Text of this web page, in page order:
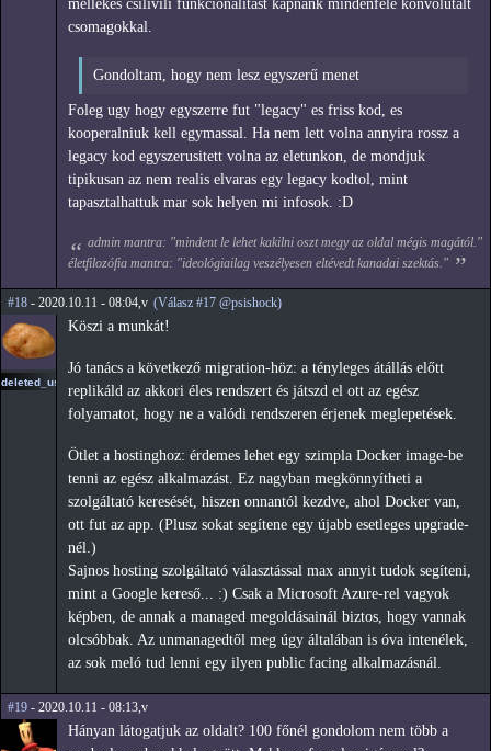
mellekes csilivili funkcionalitast kapnank mindenfele konvolutalt
csomagokkal.
Gondoltam, hogy nem lesz egyszerű menet
Foleg ugy hogy egyszerre fut "legacy" es friss kod, es
kooperalniuk kell egymassal. Ha nem lett volna annyira rossz a
legacy kod egyszerusitett volna az eletunkon, de mondjuk
tipikusan az nem realis elvaras egy legacy kodtol, mint
tapasztalhattuk mar sok helyen mi infosok. :D
admin mantra: "mindent le lehet kakilni oszt megy az oldal mégis magától."
életfilozófia mantra: "ideológiailag veszélyesen eltévedt kanadai szektás."
#18 - 2020.10.11 - 08:04,v (Válasz #17 @psishock)
deleted_user3
Köszi a munkát!
Jó tanács a következő migration-höz: a tényleges átállás előtt
replikáld az akkori éles rendszert és játszd el ott az egész
folyamatot, hogy ne a valódi rendszeren érjenek meglepetések.
Ötlet a hostinghoz: érdemes lehet egy szimpla Docker image-be
tenni az egész alkalmazást. Ez nagyban megkönnyítheti a
szolgáltató keresését, hiszen onnantól kezdve, ahol Docker van,
ott fut az app. (Plusz sokat segítene egy újabb esetleges upgrade-
nél.)
Sajnos hosting szolgáltató választással max annyit tudok segíteni,
mint a Google kereső... :) Csak a Microsoft Azure-rel vagyok
képben, de annak a managed megoldásainál biztos, hogy vannak
olcsóbbak. Az unmanagedtől meg úgy általában is óva intenélek,
az sok meló tud lenni egy ilyen public facing alkalmazásnál.
#19 - 2020.10.11 - 08:13,v
Hányan látogatjuk az oldalt? 100 főnél gondolom nem több a